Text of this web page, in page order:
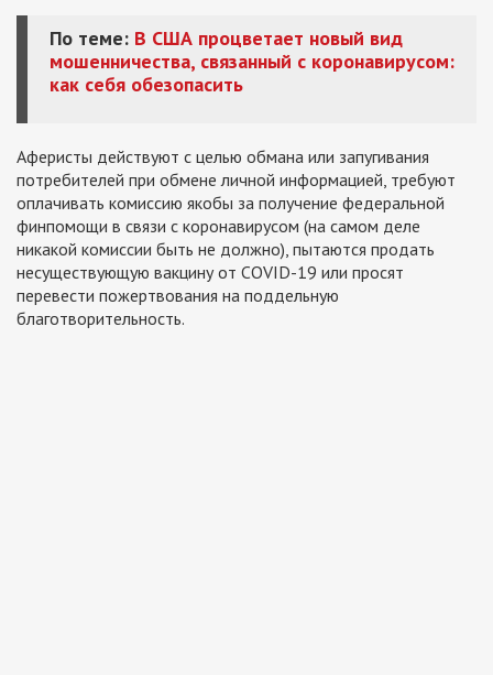
По теме: В США процветает новый вид
мошенничества, связанный с коронавирусом:
как себя обезопасить
Аферисты действуют с целью обмана или запугивания
потребителей при обмене личной информацией, требуют
оплачивать комиссию якобы за получение федеральной
финпомощи в связи с коронавирусом (на самом деле
никакой комиссии быть не должно), пытаются продать
несуществующую вакцину от COVID-19 или просят
перевести пожертвования на поддельную
благотворительность.